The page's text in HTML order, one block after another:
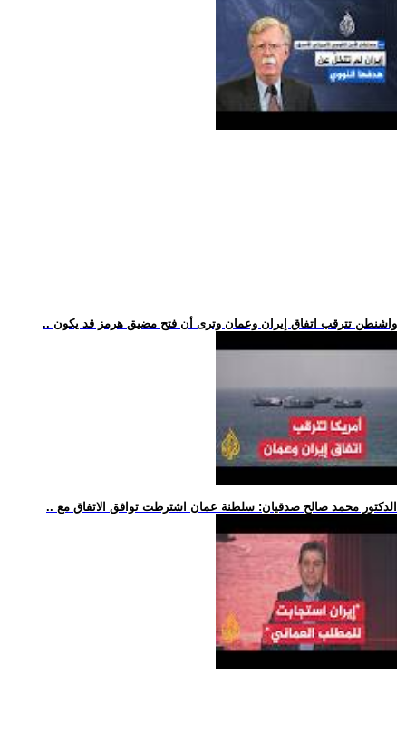
.. واشنطن تترقب اتفاق إيران وعمان وترى أن فتح مضيق هرمز قد يكون
.. الدكتور محمد صالح صدقيان: سلطنة عمان اشترطت توافق الاتفاق مع